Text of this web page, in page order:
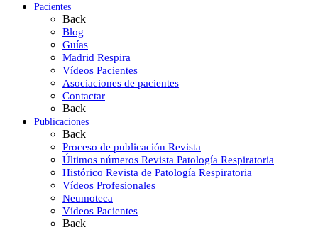
Pacientes
Back
Blog
Guías
Madrid Respira
Vídeos Pacientes
Asociaciones de pacientes
Contactar
Back
Publicaciones
Back
Proceso de publicación Revista
Últimos números Revista Patología Respiratoria
Histórico Revista de Patología Respiratoria
Vídeos Profesionales
Neumoteca
Vídeos Pacientes
Back